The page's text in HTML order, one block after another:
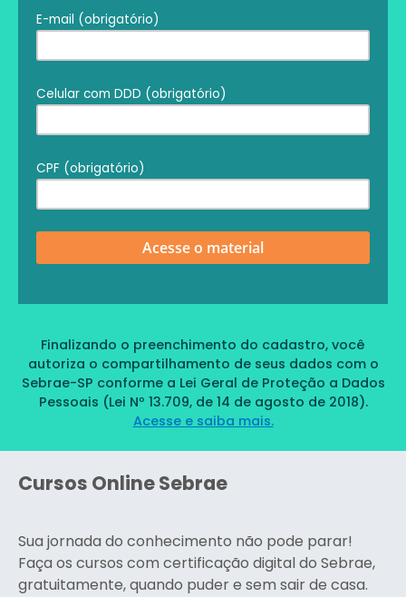
E-mail (obrigatório)
Celular com DDD (obrigatório)
CPF (obrigatório)
Finalizando o preenchimento do cadastro, você
autoriza o compartilhamento de seus dados com o
Sebrae-SP conforme a Lei Geral de Proteção a Dados
Pessoais (Lei Nº 13.709, de 14 de agosto de 2018).
Acesse e saiba mais.
Cursos Online Sebrae
Sua jornada do conhecimento não pode parar!
Faça os cursos com certificação digital do Sebrae,
gratuitamente, quando puder e sem sair de casa.